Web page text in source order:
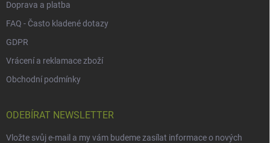
Doprava a platba
FAQ - Často kladené dotazy
GDPR
Vrácení a reklamace zboží
Obchodní podmínky
ODEBÍRAT NEWSLETTER
Vložte svůj e-mail a my vám budeme zasílat informace o nových